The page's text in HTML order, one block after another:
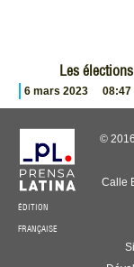
Les
6 mars 2023 08:47
ÉDITION
FRANÇAISE
©
Calle